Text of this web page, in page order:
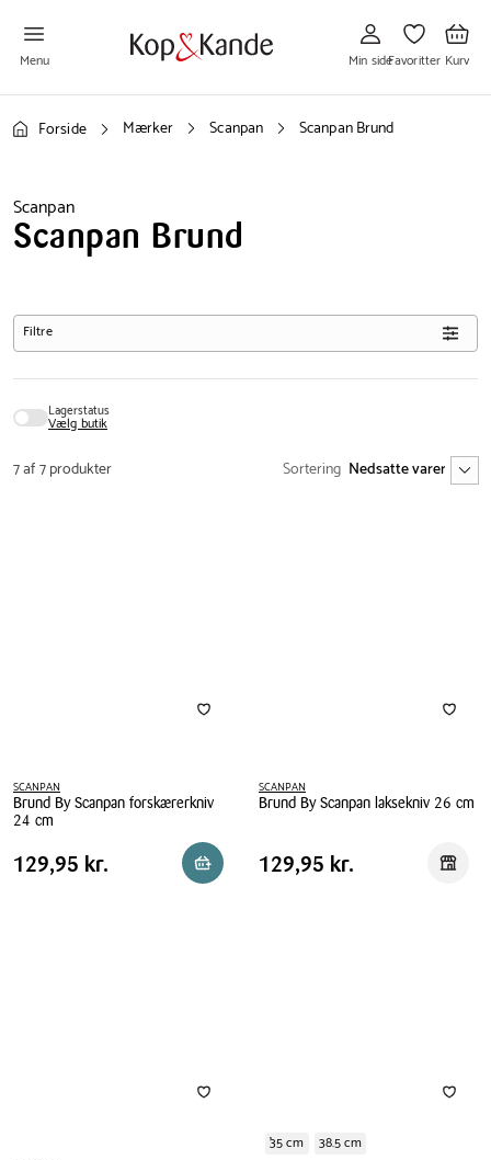
Menu
til
Min
side
Min side
til
Favoritter
Favoritter
til
Kurv
Kurv
Forside Mærker Scanpan Scanpan Brund
Scanpan
Scanpan Brund
Filtre
Lagerstatus
Vælg butik
7 af 7 produkter Sortering
SCANPAN
Brund By Scanpan forskærerkniv
24 cm
Brund
By
Pris
Pris 129,95 kr.
129,95 kr. Reservér i butik
SCANPAN
Brund By Scanpan laksekniv 26 cm
By
Scanpan
Pris
Pris 129,95 kr.
129,95 kr.
35 cm 38.5 cm